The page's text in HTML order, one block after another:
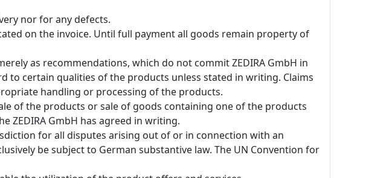
nor for any defects.
on the invoice. Until full payment all goods remain property of
as recommendations, which do not commit ZEDIRA GmbH in
to certain qualities of the products unless stated in writing. Claims
handling or processing of the products.
of the products or sale of goods containing one of the products
ZEDIRA GmbH has agreed in writing.
for all disputes arising out of or in connection with an
be subject to German substantive law. The UN Convention for